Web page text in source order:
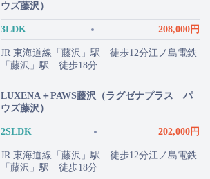
ウズ藤沢）
3LDK 208,000円
JR 東海道線「藤沢」駅 徒歩12分江ノ島電鉄
「藤沢」駅 徒歩18分
LUXENA＋PAWS藤沢（ラグゼナプラス パ
ウズ藤沢）
2SLDK 202,000円
JR 東海道線「藤沢」駅 徒歩12分江ノ島電鉄
「藤沢」駅 徒歩18分